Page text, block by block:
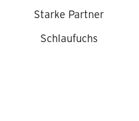
Starke Partner
Schlaufuchs